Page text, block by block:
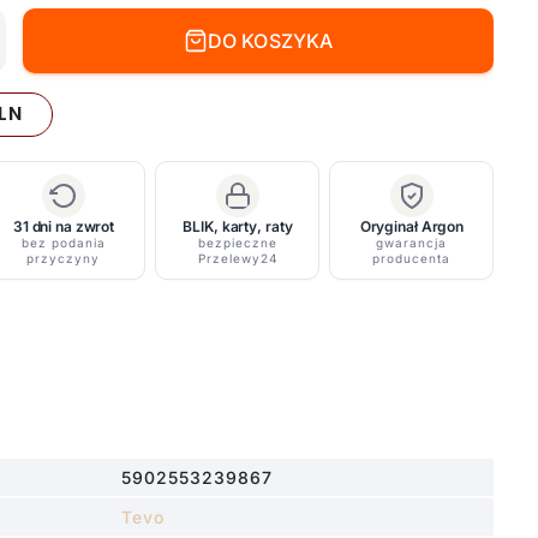
DO KOSZYKA
31 dni na zwrot
bez podania
przyczyny
BLIK, karty, raty
bezpieczne
Przelewy24
Oryginał Argon
gwarancja
producenta
5902553239867
Tevo